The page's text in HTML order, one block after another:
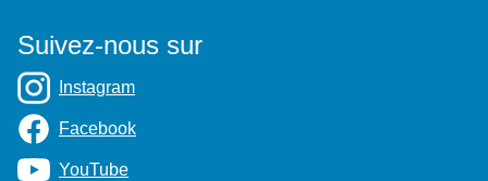
Suivez-nous sur
Instagram
Facebook
YouTube